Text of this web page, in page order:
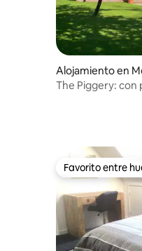
Alojamiento en
The Piggery: con
Favorito entre
Favorito entre